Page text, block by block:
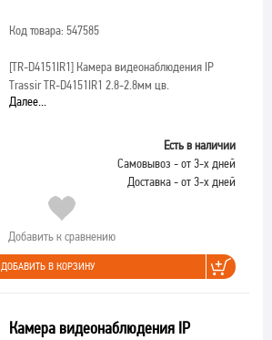
Код товара: 547585
[TR-D4151IR1]Камера видеонаблюдения IP
Trassir TR-D4151IR1 2.8-2.8мм цв.
Далее...
Есть в наличии
Самовывоз - от 3-х дней
Доставка - от 3-х дней
Добавить к сравнению
ДОБАВИТЬ В КОРЗИНУ
Камера видеонаблюдения IP